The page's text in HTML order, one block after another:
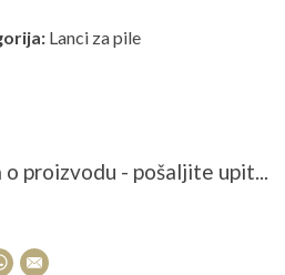
Lanci za pile
proizvodu - pošaljite upit...